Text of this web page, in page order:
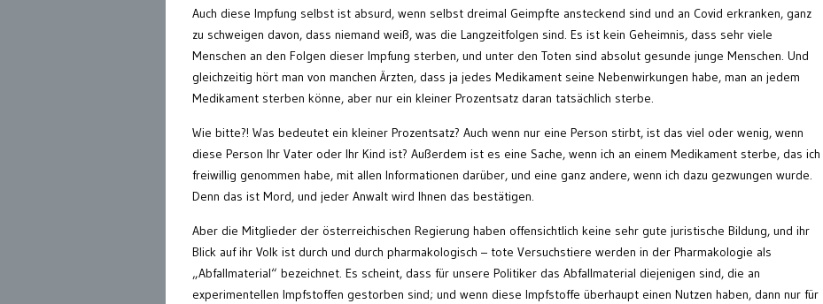
Auch diese Impfung selbst ist absurd, wenn selbst dreimal Geimpfte ansteckend sind und an Covid erkranken, ganz
zu schweigen davon, dass niemand weiß, was die Langzeitfolgen sind. Es ist kein Geheimnis, dass sehr viele
Menschen an den Folgen dieser Impfung sterben, und unter den Toten sind absolut gesunde junge Menschen. Und
gleichzeitig hört man von manchen Ärzten, dass ja jedes Medikament seine Nebenwirkungen habe, man an jedem
Medikament sterben könne, aber nur ein kleiner Prozentsatz daran tatsächlich sterbe.
Wie bitte?! Was bedeutet ein kleiner Prozentsatz? Auch wenn nur eine Person stirbt, ist das viel oder wenig, wenn
diese Person Ihr Vater oder Ihr Kind ist? Außerdem ist es eine Sache, wenn ich an einem Medikament sterbe, das ich
freiwillig genommen habe, mit allen Informationen darüber, und eine ganz andere, wenn ich dazu gezwungen wurde.
Denn das ist Mord, und jeder Anwalt wird Ihnen das bestätigen.
Aber die Mitglieder der österreichischen Regierung haben offensichtlich keine sehr gute juristische Bildung, und ihr
Blick auf ihr Volk ist durch und durch pharmakologisch – tote Versuchstiere werden in der Pharmakologie als
„Abfallmaterial“ bezeichnet. Es scheint, dass für unsere Politiker das Abfallmaterial diejenigen sind, die an
experimentellen Impfstoffen gestorben sind; und wenn diese Impfstoffe überhaupt einen Nutzen haben, dann nur für